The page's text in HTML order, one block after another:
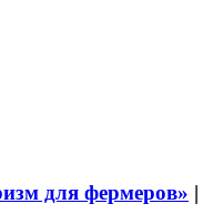
для фермеров» |